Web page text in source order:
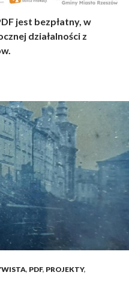
jest bezpłatny, w
działalności z
, PDF, PROJEKTY,